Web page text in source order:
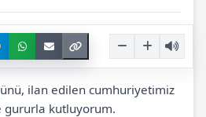
ilan edilen cumhuriyetimiz
gururla kutluyorum.